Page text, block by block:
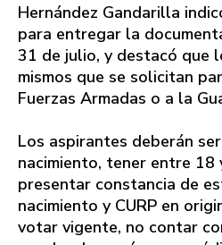
Hernández Gandarilla
para entregar la
31 de julio, y destacó que
mismos que se solicitan
Fuerzas Armadas o a la
Los aspirantes deberán
nacimiento, tener entre 18
presentar constancia de
nacimiento y CURP en
votar vigente, no contar